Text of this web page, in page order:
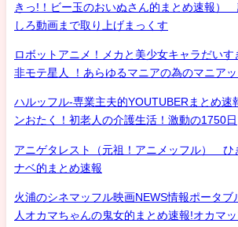
きっ!！ビー玉のおいぬさん的まとめ速報）
しろ動画まで取り上げまっくす
ロボットアニメ！メカと美少女キャラだいす
非モテ星人 ！あらゆるマニアの為のマニアッ
ハルッフル-専業主夫的YOUTUBERまとめ速
ンおたく！初老人の介護生活！激動の1750日
アニゲタレスト（元祖！アニメッフル） ひ
ナベ的まとめ速報
火浦のシネマッフル映画NEWS情報ポータブ
人オカマちゃんの鬼女的まとめ速報!オカマ